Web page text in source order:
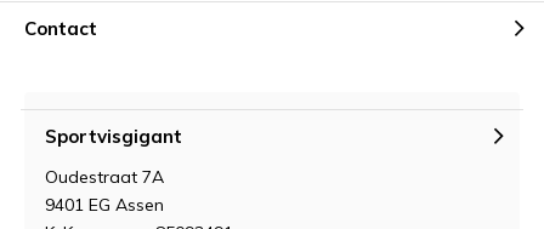
Contact
Sportvisgigant
Oudestraat 7A
9401 EG Assen